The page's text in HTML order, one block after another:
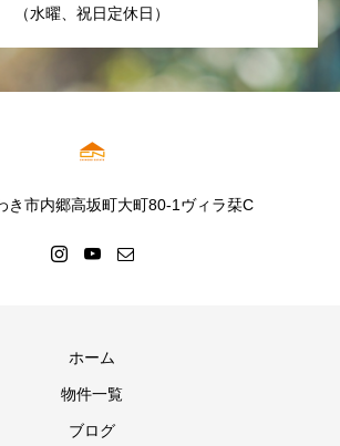
（水曜、祝日定休日）
き市内郷高坂町大町80-1ヴィラ栞C
ホーム
物件一覧
ブログ